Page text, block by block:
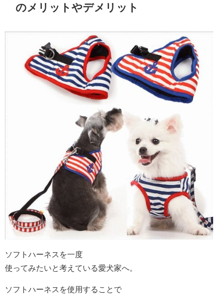
のメリットやデメリット
ソフトハーネスを一度
使ってみたいと考えている愛犬家へ。
ソフトハーネスを使用することで